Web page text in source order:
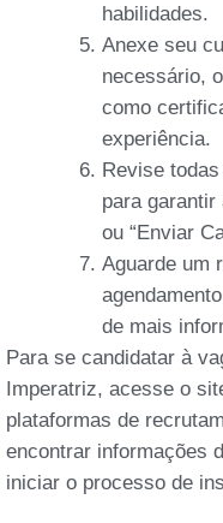
habilidades.
Anexe seu
necessário,
como
experiência.
Revise
para garantir
ou “Enviar
Aguarde um
de mais
Para se candidatar à
Imperatriz, acesse o
plataformas de
encontrar informações
iniciar o processo de